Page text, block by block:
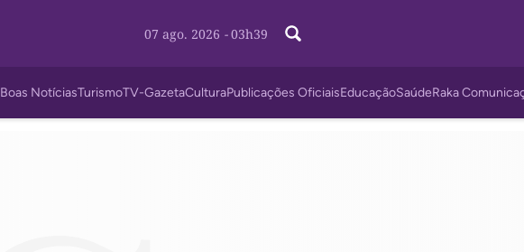
07 ago. 2026 - 03h39
Boas NotíciasTurismoTV-GazetaCulturaPublicações OficiaisEducaçãoSaúdeRaka